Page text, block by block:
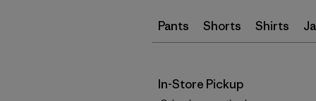
Pants Shorts Shirts
In-Store Pickup